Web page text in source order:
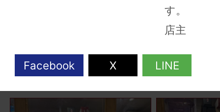
内させて
（火）、
す。
店主